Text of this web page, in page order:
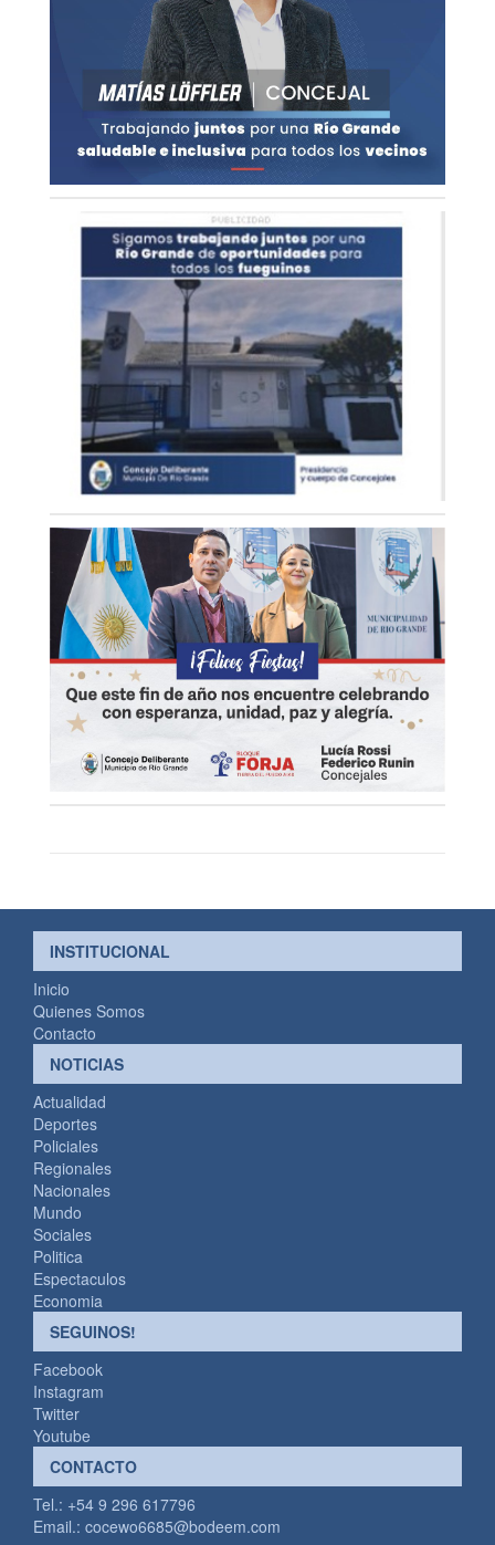
INSTITUCIONAL
Inicio
Quienes Somos
Contacto
NOTICIAS
Actualidad
Deportes
Policiales
Regionales
Nacionales
Mundo
Sociales
Politica
Espectaculos
Economia
SEGUINOS!
Facebook
Instagram
Twitter
Youtube
CONTACTO
Tel.: +54 9 296 617796
Email.: cocewo6685@bodeem.com